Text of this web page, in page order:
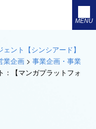
MENU
ント【シンシアード】
業企画 > 事業企画・事業
：【マンガプラットフォ